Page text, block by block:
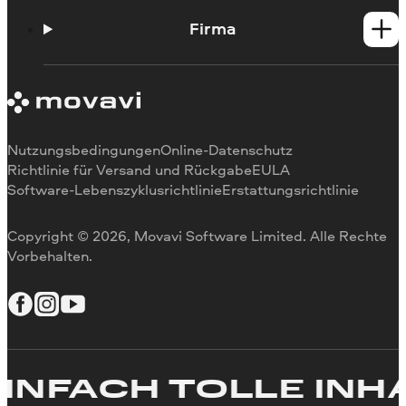
Lernportal
Firma
Kontaktieren Sie Fastreel
Copyright © 2026, Movavi Software Limited. Alle Rechte
Vorbehalten.
NutzungsbedingungenOnline-Datenschutz
Richtlinie für Versand und RückgabeEULA
Software-LebenszyklusrichtlinieErstattungsrichtlinie
TOLLE